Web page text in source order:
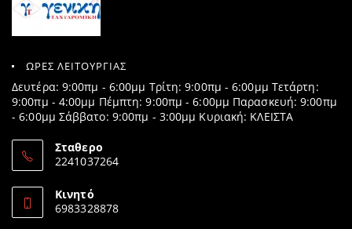
ΩΡΕΣ ΛΕΙΤΟΥΡΓΙΑΣ
Δευτέρα: 9:00πμ - 6:00μμ Τρίτη: 9:00πμ - 6:00μμ Τετάρτη:
9:00πμ - 4:00μμ Πέμπτη: 9:00πμ - 6:00μμ Παρασκευή: 9:00πμ
- 6:00μμ Σάββατο: 9:00πμ - 3:00μμ Κυριακή: ΚΛΕΙΣΤΑ
Σταθερο
2241037264
in
your
Κινητό
6983328878